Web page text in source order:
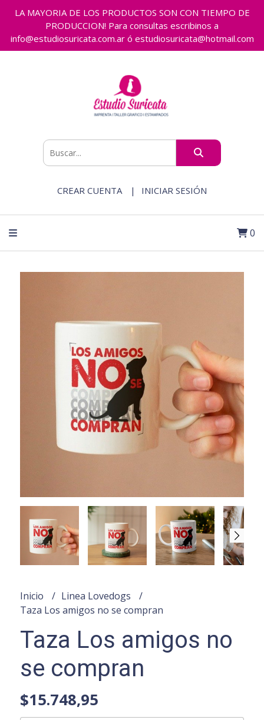
LA MAYORIA DE LOS PRODUCTOS SON CON TIEMPO DE
PRODUCCION! Para consultas escribinos a
info@estudiosuricata.com.ar ó estudiosuricata@hotmail.com
CREAR CUENTA INICIAR SESIÓN
0
Inicio
Linea Lovedogs
Taza Los amigos no se compran
Taza Los amigos no
se compran
$15.748,95